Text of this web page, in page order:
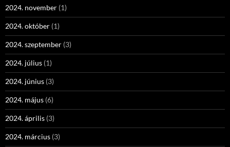
2024. november (1)
2024. október (1)
2024. szeptember (3)
2024. július (1)
2024. június (3)
2024. május (6)
2024. április (3)
2024. március (3)